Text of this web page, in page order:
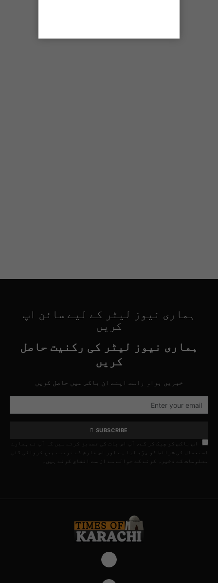
ہماری نیوز لیٹر کے لیے سائن اپ
کریں
ہماری نیوز لیٹر کی رکنیت حاصل
کریں
خبریں براہِ راست اپنے ان باکس میں حاصل کریں
SUBSCRIBE
اس باکس کو چیک کر کے، آپ اس بات کی تصدیق کرتے ہیں کہ آپ نے ہمارے
استعمال کی شرائط کو پڑھ لیا ہے اور اس فارم کے ذریعے جمع کروائی گئی
معلومات کے ذخیرہ کرنے کے حوالے سے ان سے اتفاق کرتے ہیں۔